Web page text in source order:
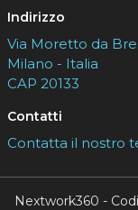
Indirizzo
Via Moretto da
Milano - Italia
CAP 20133
Contatti
Contatta il nostro
Nextwork360 -